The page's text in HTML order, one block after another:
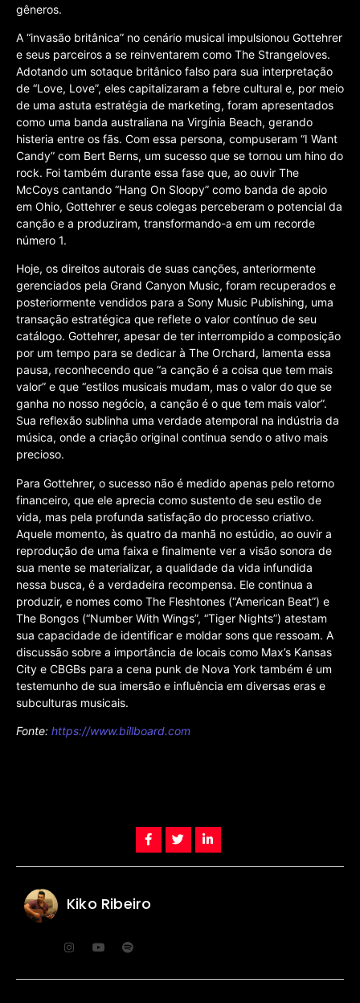
gêneros.
A “invasão britânica” no cenário musical impulsionou Gottehrer
e seus parceiros a se reinventarem como The Strangeloves.
Adotando um sotaque britânico falso para sua interpretação
de “Love, Love”, eles capitalizaram a febre cultural e, por meio
de uma astuta estratégia de marketing, foram apresentados
como uma banda australiana na Virgínia Beach, gerando
histeria entre os fãs. Com essa persona, compuseram “I Want
Candy” com Bert Berns, um sucesso que se tornou um hino do
rock. Foi também durante essa fase que, ao ouvir The
McCoys cantando “Hang On Sloopy” como banda de apoio
em Ohio, Gottehrer e seus colegas perceberam o potencial da
canção e a produziram, transformando-a em um recorde
número 1.
Hoje, os direitos autorais de suas canções, anteriormente
gerenciados pela Grand Canyon Music, foram recuperados e
posteriormente vendidos para a Sony Music Publishing, uma
transação estratégica que reflete o valor contínuo de seu
catálogo. Gottehrer, apesar de ter interrompido a composição
por um tempo para se dedicar à The Orchard, lamenta essa
pausa, reconhecendo que “a canção é a coisa que tem mais
valor” e que “estilos musicais mudam, mas o valor do que se
ganha no nosso negócio, a canção é o que tem mais valor”.
Sua reflexão sublinha uma verdade atemporal na indústria da
música, onde a criação original continua sendo o ativo mais
precioso.
Para Gottehrer, o sucesso não é medido apenas pelo retorno
financeiro, que ele aprecia como sustento de seu estilo de
vida, mas pela profunda satisfação do processo criativo.
Aquele momento, às quatro da manhã no estúdio, ao ouvir a
reprodução de uma faixa e finalmente ver a visão sonora de
sua mente se materializar, a qualidade da vida infundida
nessa busca, é a verdadeira recompensa. Ele continua a
produzir, e nomes como The Fleshtones (“American Beat”) e
The Bongos (“Number With Wings”, “Tiger Nights”) atestam
sua capacidade de identificar e moldar sons que ressoam. A
discussão sobre a importância de locais como Max’s Kansas
City e CBGBs para a cena punk de Nova York também é um
testemunho de sua imersão e influência em diversas eras e
subculturas musicais.
Fonte: https://www.billboard.com
Kiko Ribeiro